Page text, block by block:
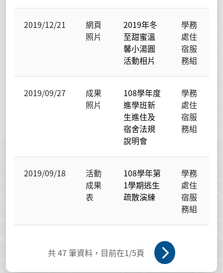
2019/12/21
網頁
照片
2019年冬
至甜蜜溫
馨小湯圓
活動相片
學務
處住
宿服
務組
2019/09/27
成果
照片
108學年度
進學班新
生進住及
宿舍法規
說明會
學務
處住
宿服
務組
2019/09/18
活動
成果
表
108學年第
1學期逃生
疏散演練
學務
處住
宿服
務組
共47 筆資料，目前在1/5頁